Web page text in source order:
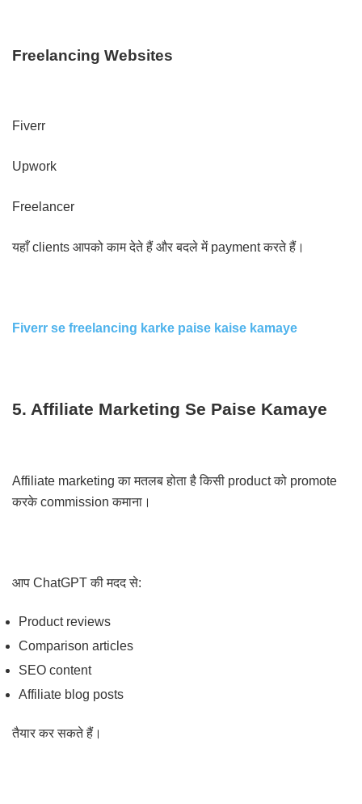
Freelancing Websites
Fiverr
Upwork
Freelancer
यहाँ clients आपको काम देते हैं और बदले में payment करते हैं।
Fiverr se freelancing karke paise kaise kamaye
5. Affiliate Marketing Se Paise Kamaye
Affiliate marketing का मतलब होता है किसी product को promote
करके commission कमाना।
आप ChatGPT की मदद से:
Product reviews
Comparison articles
SEO content
Affiliate blog posts
तैयार कर सकते हैं।